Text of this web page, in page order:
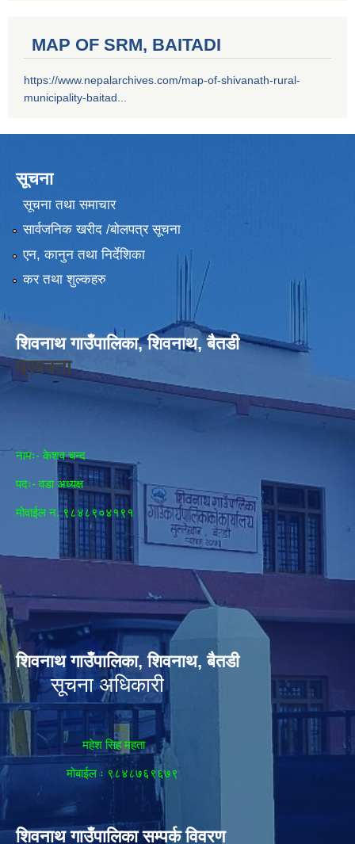
MAP OF SRM, BAITADI
https://www.nepalarchives.com/map-of-shivanath-rural-
municipality-baitad...
सूचना
सूचना तथा समाचार
सार्वजनिक खरीद /बोलपत्र सूचना
एन, कानुन तथा निर्देशिका
कर तथा शुल्कहरु
शिवनाथ गाउँपालिका, शिवनाथ, बैतडी
प्रवक्ता
नामः- केशव चन्द
पदः- वडा अध्यक्ष
मोवाईल न‌. ९८४८९०४१९१
शिवनाथ गाउँपालिका, शिवनाथ, बैतडी
सूचना अधिकारी
महेश सिह महता
मोबाईल ः ९८४८७६९६७९
शिवनाथ गाउँपालिका सम्पर्क विवरण